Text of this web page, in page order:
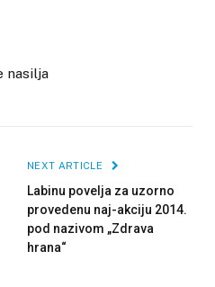
NEXT ARTICLE
Labinu povelja za uzorno
provedenu naj-akciju 2014.
pod nazivom „Zdrava
hrana“